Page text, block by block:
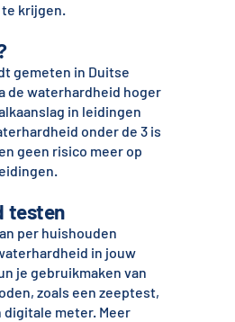
krijgen.
gemeten in Duitse
de waterhardheid hoger
in leidingen
onder de 3 is
geen risico meer op
testen
per huishouden
in jouw
je gebruikmaken van
zoals een zeeptest,
meter. Meer